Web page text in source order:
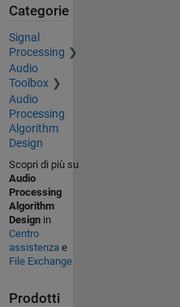
Categorie
Signal
Processing
Audio
Toolbox
Audio
Processing
Algorithm
Design
Scopri di più su
Audio
Processing
Algorithm
Designin
Centro
assistenza e
File Exchange
Prodotti